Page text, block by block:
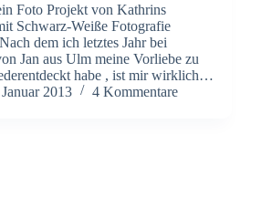
Foto Projekt von Kathrins
Schwarz-Weiße Fotografie
dem ich letztes Jahr bei
Jan aus Ulm meine Vorliebe zu
habe , ist mir wirklich…
2013 4 Kommentare